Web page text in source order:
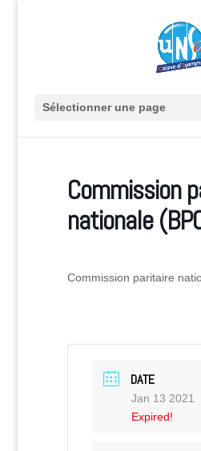
Sélectionner une page
Commission
nationale
Commission paritaire
DATE
Jan 13 2021
Expired!